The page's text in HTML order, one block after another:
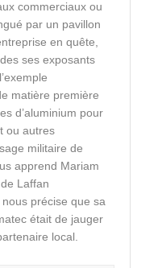
commerciaux ou
par un pavillon
en quête,
ses exposants
matière première
d’aluminium pour
ou autres
militaire de
apprend Mariam
Laffan
précise que sa
était de jauger
local.